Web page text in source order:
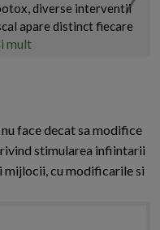
diverse interventii
apare distinct fiecare
mult
face decat sa modifice
stimularea infiintarii
cu modificarile si